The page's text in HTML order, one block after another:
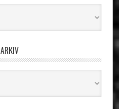
ARKIV